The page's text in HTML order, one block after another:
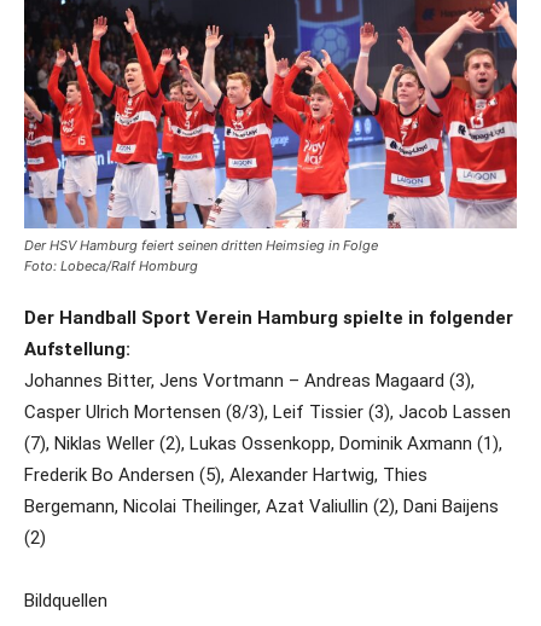
Der HSV Hamburg feiert seinen dritten Heimsieg in Folge
Foto: Lobeca/Ralf Homburg
Der Handball Sport Verein Hamburg spielte in folgender
Aufstellung:
Johannes Bitter, Jens Vortmann – Andreas Magaard (3),
Casper Ulrich Mortensen (8/3), Leif Tissier (3), Jacob Lassen
(7), Niklas Weller (2), Lukas Ossenkopp, Dominik Axmann (1),
Frederik Bo Andersen (5), Alexander Hartwig, Thies
Bergemann, Nicolai Theilinger, Azat Valiullin (2), Dani Baijens
(2)
Bildquellen